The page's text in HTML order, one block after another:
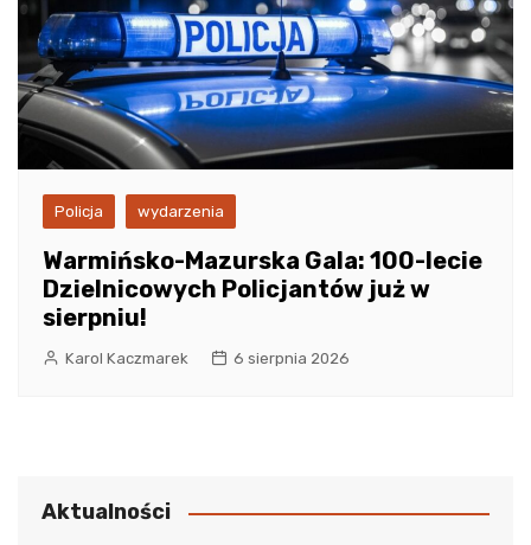
Policja wydarzenia
Warmińsko-Mazurska Gala: 100-lecie
Dzielnicowych Policjantów już w
sierpniu!
Karol Kaczmarek 6 sierpnia 2026
Aktualności